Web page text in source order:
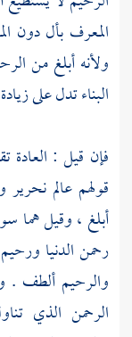
المعرف بأل دون
ولأنه أبلغ من
البناء تدل على
فإن قيل : العادة
قولهم عالم
أبلغ ، وقيل هما
رحمن الدنيا
والرحيم ألطف .
الرحمن الذي